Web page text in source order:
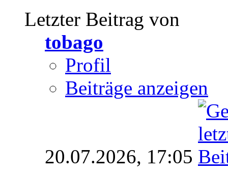
Letzter Beitrag von
tobago
Profil
Beiträge anzeigen
20.07.2026, 17:05